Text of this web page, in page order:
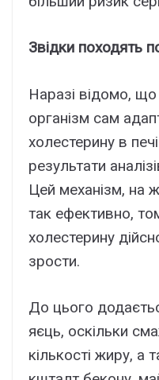
Звідки походять
Наразі відомо,
організм сам
холестерину в
результати
Цей механізм, на
так ефективно,
холестерину
зрости.
До цього
яєць, оскільки
кількості жиру, а